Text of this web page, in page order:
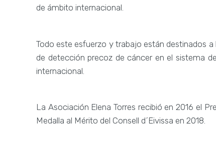
de ámbito internacional.
Todo este esfuerzo y trabajo están destinados
de detección precoz de cáncer en el sistema
internacional.
La Asociación Elena Torres recibió en 2016 el
Medalla al Mérito del Consell d´Eivissa en 2018.